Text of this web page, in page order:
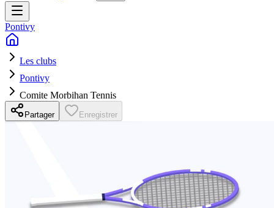
Pontivy
Les clubs
Pontivy
Comite Morbihan Tennis
Partager Enregistrer